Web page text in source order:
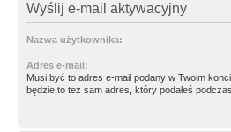
Wyślij e-mail aktywacyjny
Nazwa użytkownika:
Adres e-mail:
Musi być to adres e-mail podany w Twoim
będzie to tez sam adres, który podałeś